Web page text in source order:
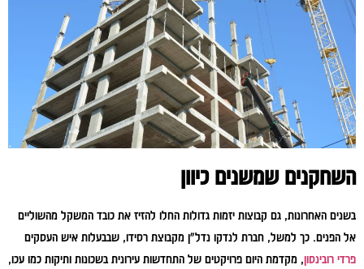
השחקנים שמשנים כיוון
בשנים האחרונות, גם קבוצות יזמות גדולות החלו להזיז את כובד המשקל מהשוליים
אל הפנים. כך למשל, חברת לנדקו נדל״ן מקבוצת רסידו, שבבעלות איש העסקים
פרדי רובינסון, מקדמת היום פרויקטים של התחדשות עירונית בשכונות ותיקות כמו עכו,